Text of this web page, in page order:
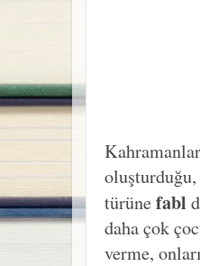
oluşturduğu,
türünefabl
daha çok
verme,